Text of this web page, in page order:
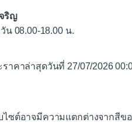
ริญ
น 08.00-18.00 น.
าคาล่าสุดวันที่ 27/07/2026
ไซต์อาจมีความแตกต่างจากสีข